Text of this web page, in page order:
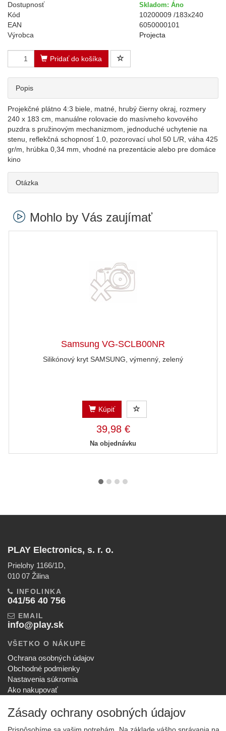
Dostupnosť Skladom: Áno
Kód
10200009 /183x240
EAN
6050000101
Výrobca
Projecta
Pridať do košíka
Popis
Projekčné plátno 4:3 biele, matné, hrubý čierny okraj, rozmery
240 x 183 cm, manuálne rolovacie do masívneho kovového
puzdra s pružinovým mechanizmom, jednoduché uchytenie na
stenu, reflekčná schopnosť 1.0, pozorovací uhol 50 L/R, váha 425
gr/m, hrúbka 0,34 mm, vhodné na prezentácie alebo pre domáce
kino
Otázka
Mohlo by Vás zaujímať
Samsung VG-SCLB00NR
Silikónový kryt SAMSUNG, výmenný, zelený
Kúpiť
39,98 €
Na objednávku
PLAY Electronics, s. r. o.
Prielohy 1166/1D,
010 07 Žilina
INFOLINKA
041/56 40 756
EMAIL
info@play.sk
VŠETKO O NÁKUPE
Ochrana osobných údajov
Obchodné podmienky
Nastavenia súkromia
Ako nakupovať
SPOLOČNOSŤ
O nás
Zásady ochrany osobných údajov